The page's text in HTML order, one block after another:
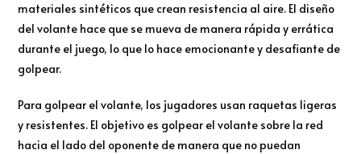
materiales sintéticos que crean resistencia al aire. El diseño
del volante hace que se mueva de manera rápida y errática
durante el juego, lo que lo hace emocionante y desafiante de
golpear.
Para golpear el volante, los jugadores usan raquetas ligeras
y resistentes. El objetivo es golpear el volante sobre la red
hacia el lado del oponente de manera que no puedan